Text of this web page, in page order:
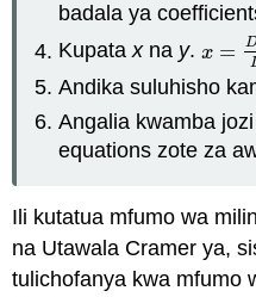
badala ya
Kupataxna y.x =
x=D x
Andika suluhisho
Angalia kwamba
equations zote za
Ili kutatua mfumo wa
na Utawala Cramer ya,
tulichofanya kwa mfumo